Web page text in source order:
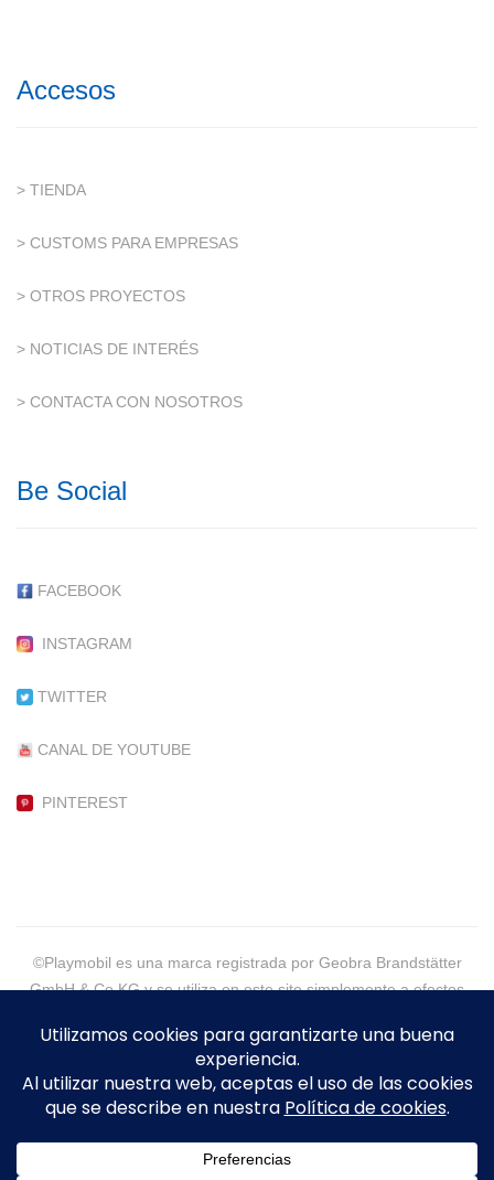
Accesos
> TIENDA
> CUSTOMS PARA EMPRESAS
> OTROS PROYECTOS
> NOTICIAS DE INTERÉS
> CONTACTA CON NOSOTROS
Be Social
FACEBOOK
INSTAGRAM
TWITTER
CANAL DE YOUTUBE
PINTEREST
©Playmobil es una marca registrada por Geobra Brandstätter
GmbH & Co KG y se utiliza en este site simplemente a efectos
©2021 - PlaymoGeneration, More than Customs - Eva Alpera -
Todos los Derechos Reservados
Legal|Política de Cookies|Política de Privacidad